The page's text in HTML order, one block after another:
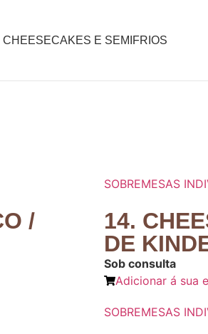
CHEESECAKES E SEMIFRIOS
/
SOBREMESAS
14.
DE
Sob consulta
Adicionar á sua
SOBREMESAS